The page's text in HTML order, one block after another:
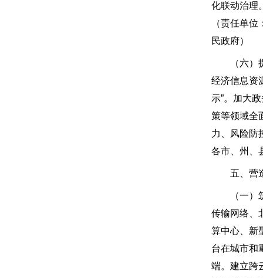
化联动治理
（责任单
民政府）
（六）提
经济信息资
示”。加大
策等领域全
力、风险防
各市、州、
五、营造
（一）筑
传输网络、
算中心、新
台在城市和
端。建立跨